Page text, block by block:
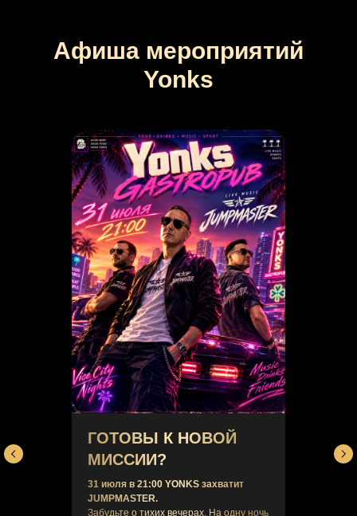
Афиша мероприятий
Yonks
ГОТОВЫ К НОВОЙ
МИССИИ?
31 июля в 21:00 YONKS захватит
JUMPMASTER.
Забудьте о тихих вечерах. На одну ночь
Скачивайте бонусную карту,
получайте 1000 рублей!